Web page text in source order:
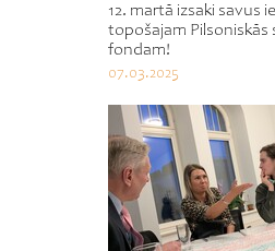
12. martā izsaki savus
topošajam Pilsoniskās
fondam!
07.03.2025